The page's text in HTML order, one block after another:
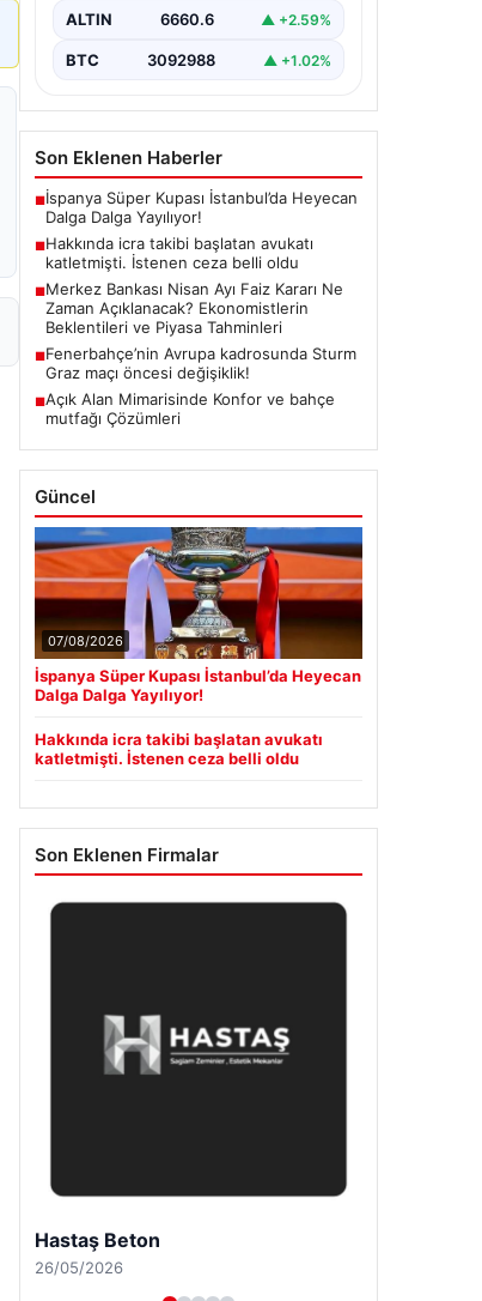
"content":…
ALTIN 6660.6 ▲ +2.59%
BTC 3092988 ▲ +1.02%
Son Eklenen Haberler
■İspanya Süper Kupası İstanbul’da Heyecan
Dalga Dalga Yayılıyor!
■Hakkında icra takibi başlatan avukatı
katletmişti. İstenen ceza belli oldu
■Merkez Bankası Nisan Ayı Faiz Kararı Ne
Zaman Açıklanacak? Ekonomistlerin
Beklentileri ve Piyasa Tahminleri
■Fenerbahçe’nin Avrupa kadrosunda Sturm
Graz maçı öncesi değişiklik!
■Açık Alan Mimarisinde Konfor ve bahçe
mutfağı Çözümleri
Güncel
07/08/2026
İspanya Süper Kupası İstanbul’da Heyecan
Dalga Dalga Yayılıyor!
Hakkında icra takibi başlatan avukatı
katletmişti. İstenen ceza belli oldu
Son Eklenen Firmalar
Enes Kaplan Avukatlık Bürosu
28/04/2026